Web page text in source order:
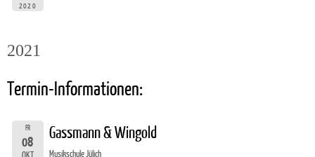
2020
2021
Termin-Informationen:
FR
08
Gassmann & Wingold
Musikschule Jülich